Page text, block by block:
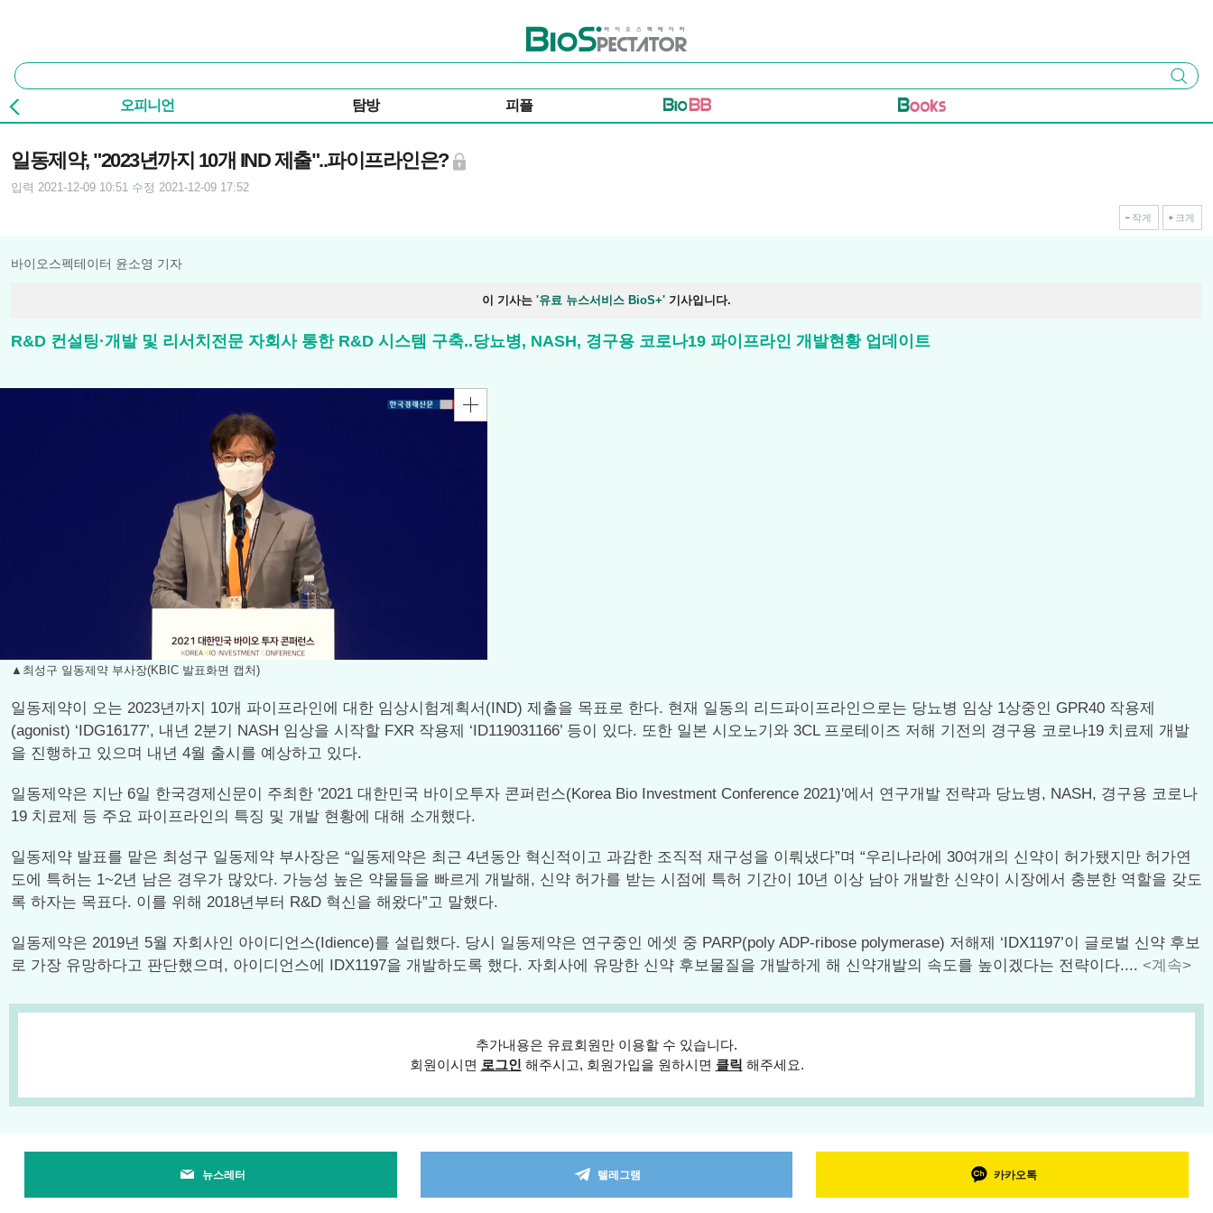
바이오스펙테이터
통
합
검
색
검색
오피니언 탐방 피플
일동제약, "2023년까지 10개 IND 제출"..파이프라인은?
입력 2021-12-09 10:51 수정 2021-12-09 17:52
작게 크게
바이오스펙테이터 윤소영 기자
이 기사는 '유료 뉴스서비스 BioS+' 기사입니다.
R&D 컨설팅·개발 및 리서치전문 자회사 통한 R&D 시스템 구축..당뇨병, NASH, 경구용 코로나19 파이프라인 개발현황 업데이트
▲최성구 일동제약 부사장(KBIC 발표화면 캡처)
일동제약이 오는 2023년까지 10개 파이프라인에 대한 임상시험계획서(IND) 제출을 목표로 한다. 현재 일동의 리드파이프라인으로는 당뇨병 임상 1상중인 GPR40 작용제
(agonist) ‘IDG16177’, 내년 2분기 NASH 임상을 시작할 FXR 작용제 ‘ID119031166’ 등이 있다. 또한 일본 시오노기와 3CL 프로테이즈 저해 기전의 경구용 코로나19 치료제 개발
을 진행하고 있으며 내년 4월 출시를 예상하고 있다.
일동제약은 지난 6일 한국경제신문이 주최한 '2021 대한민국 바이오투자 콘퍼런스(Korea Bio Investment Conference 2021)'에서 연구개발 전략과 당뇨병, NASH, 경구용 코로나
19 치료제 등 주요 파이프라인의 특징 및 개발 현황에 대해 소개했다.
일동제약 발표를 맡은 최성구 일동제약 부사장은 “일동제약은 최근 4년동안 혁신적이고 과감한 조직적 재구성을 이뤄냈다”며 “우리나라에 30여개의 신약이 허가됐지만 허가연
도에 특허는 1~2년 남은 경우가 많았다. 가능성 높은 약물들을 빠르게 개발해, 신약 허가를 받는 시점에 특허 기간이 10년 이상 남아 개발한 신약이 시장에서 충분한 역할을 갖도
록 하자는 목표다. 이를 위해 2018년부터 R&D 혁신을 해왔다”고 말했다.
일동제약은 2019년 5월 자회사인 아이디언스(Idience)를 설립했다. 당시 일동제약은 연구중인 에셋 중 PARP(poly ADP-ribose polymerase) 저해제 ‘IDX1197’이 글로벌 신약 후보
로 가장 유망하다고 판단했으며, 아이디언스에 IDX1197을 개발하도록 했다. 자회사에 유망한 신약 후보물질을 개발하게 해 신약개발의 속도를 높이겠다는 전략이다.... <계속>
추가내용은 유료회원만 이용할 수 있습니다.
회원이시면 로그인 해주시고, 회원가입을 원하시면 클릭 해주세요.
뉴스레터 텔레그램 카카오톡